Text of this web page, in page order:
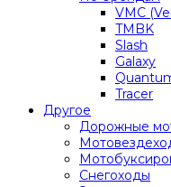
VMC
TMBK
Slash
Galaxy
Tracer
Другое
Дорожные
Снегоходы